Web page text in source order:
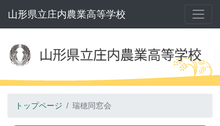
山形県立庄内農業高等学校
トップページ 瑞穂同窓会